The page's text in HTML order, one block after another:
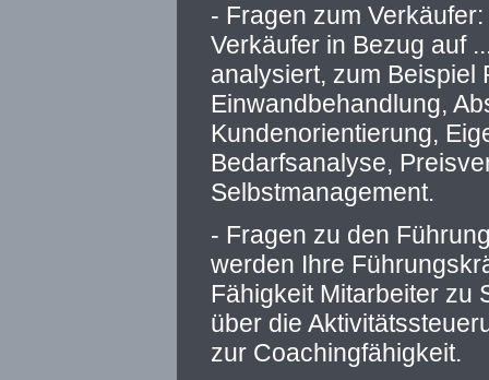
- Fragen zum
Verkäufer in Bezug auf
analysiert, zum Beispiel
Einwandbehandlung,
Kundenorientierung,
Bedarfsanalyse,
Selbstmanagement.
- Fragen zu den
werden Ihre
Fähigkeit Mitarbeiter zu
über die
zur Coachingfähigkeit.